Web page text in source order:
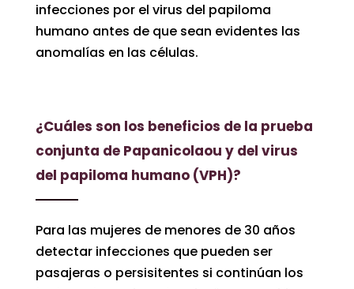
infecciones por el virus del papiloma
humano antes de que sean evidentes las
anomalías en las células.
¿Cuáles son los beneficios de la prueba
conjunta de Papanicolaou y del virus
del papiloma humano (VPH)?
Para las mujeres de menores de 30 años
detectar infecciones que pueden ser
pasajeras o persisitentes si continúan los